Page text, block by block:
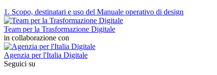
1. Scopo, destinatari e uso del Manuale operativo di design
Team per la Trasformazione Digitale
in collaborazione con
Agenzia per l'Italia Digitale
Seguici su